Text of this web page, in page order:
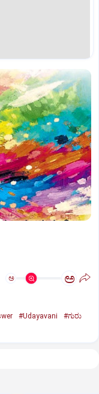
ಅ ಅ
#Udayavani
#ಗುರು